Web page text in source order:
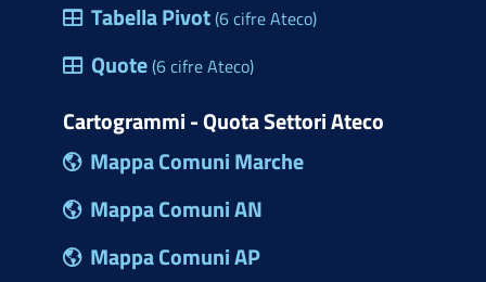
Tabella Pivot(6 cifre Ateco)
Quote(6 cifre Ateco)
Cartogrammi - Quota Settori Ateco
Mappa Comuni Marche
Mappa Comuni AN
Mappa Comuni AP